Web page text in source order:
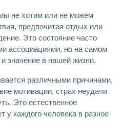
не хотим или не можем
предпочитая отдых или
Это состояние часто
ассоциациями, но на самом
значение в нашей жизни.
различными причинами,
мотивации, страх неудачи
Это естественное
у каждого человека в разное